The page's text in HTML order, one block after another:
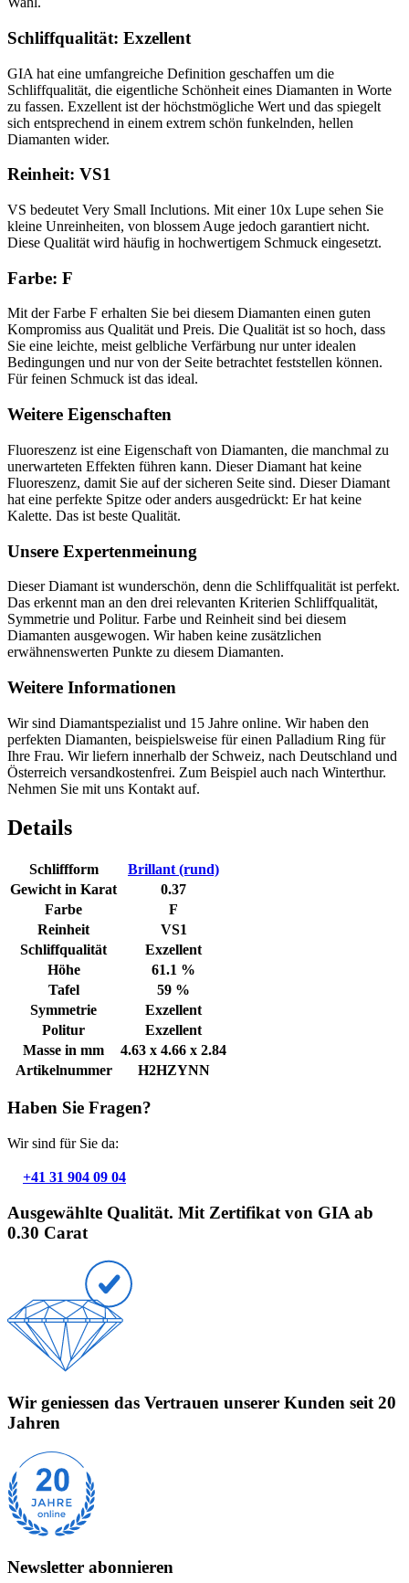
Schliffqualität: Exzellent
GIA hat eine umfangreiche Definition geschaffen um die
Schliffqualität, die eigentliche Schönheit eines Diamanten in Worte
zu fassen. Exzellent ist der höchstmögliche Wert und das spiegelt
sich entsprechend in einem extrem schön funkelnden, hellen
Diamanten wider.
Reinheit: VS1
VS bedeutet Very Small Inclutions. Mit einer 10x Lupe sehen Sie
kleine Unreinheiten, von blossem Auge jedoch garantiert nicht.
Diese Qualität wird häufig in hochwertigem Schmuck eingesetzt.
Farbe: F
Mit der Farbe F erhalten Sie bei diesem Diamanten einen guten
Kompromiss aus Qualität und Preis. Die Qualität ist so hoch, dass
Sie eine leichte, meist gelbliche Verfärbung nur unter idealen
Bedingungen und nur von der Seite betrachtet feststellen können.
Für feinen Schmuck ist das ideal.
Weitere Eigenschaften
Fluoreszenz ist eine Eigenschaft von Diamanten, die manchmal zu
unerwarteten Effekten führen kann. Dieser Diamant hat keine
Fluoreszenz, damit Sie auf der sicheren Seite sind. Dieser Diamant
hat eine perfekte Spitze oder anders ausgedrückt: Er hat keine
Kalette. Das ist beste Qualität.
Unsere Expertenmeinung
Dieser Diamant ist wunderschön, denn die Schliffqualität ist perfekt.
Das erkennt man an den drei relevanten Kriterien Schliffqualität,
Symmetrie und Politur. Farbe und Reinheit sind bei diesem
Diamanten ausgewogen. Wir haben keine zusätzlichen
erwähnenswerten Punkte zu diesem Diamanten.
Weitere Informationen
Wir sind Diamantspezialist und 15 Jahre online. Wir haben den
perfekten Diamanten, beispielsweise für einen Palladium Ring für
Ihre Frau. Wir liefern innerhalb der Schweiz, nach Deutschland und
Österreich versandkostenfrei. Zum Beispiel auch nach Winterthur.
Nehmen Sie mit uns Kontakt auf.
Details
Schliffform
Brillant (rund)
Gewicht in Karat
0.37
Farbe
F
Reinheit
VS1
Schliffqualität
Exzellent
Höhe
61.1 %
Tafel
59 %
Symmetrie
Exzellent
Politur
Exzellent
Masse in mm
4.63 x 4.66 x 2.84
Artikelnummer
H2HZYNN
Haben Sie Fragen?
Wir sind für Sie da:
+41 31 904 09 04
Ausgewählte Qualität. Mit Zertifikat von GIA ab
0.30 Carat
Wir geniessen das Vertrauen unserer Kunden seit 20
Jahren
Newsletter abonnieren